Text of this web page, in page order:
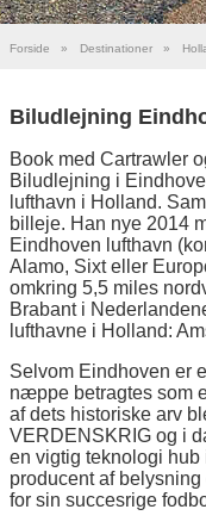
Forside » Destinationer »
Biludlejning
Book med Cartrawler
Biludlejning i
lufthavn i Holland.
billeje. Han nye 2014
Eindhoven lufthavn
Alamo, Sixt eller
omkring 5,5 miles
Brabant i
lufthavne i Holland:
Selvom Eindhoven er
næppe betragtes som
af dets historiske arv
VERDENSKRIG og i
en vigtig teknologi
producent af
for sin succesrige